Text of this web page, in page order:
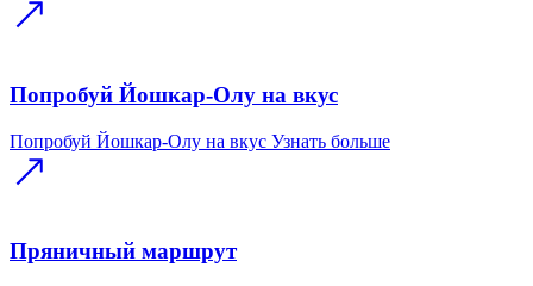
Попробуй Йошкар-Олу на вкус
Попробуй Йошкар-Олу на вкус Узнать больше
Пряничный маршрут